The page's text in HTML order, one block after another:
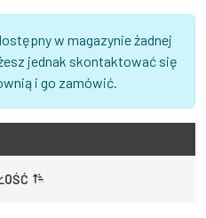
w magazynie żadnej
jednak skontaktować się
i go zamówić.